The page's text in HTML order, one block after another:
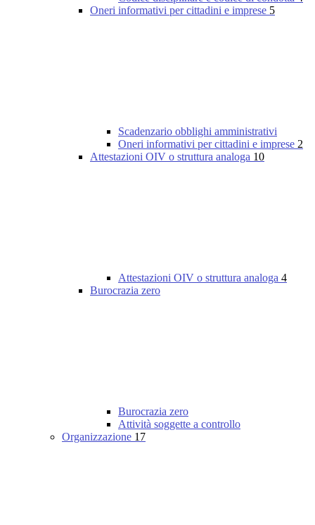
Oneri informativi per cittadini e imprese 5
Scadenzario obblighi amministrativi
Oneri informativi per cittadini e imprese 2
Attestazioni OIV o struttura analoga 10
Attestazioni OIV o struttura analoga 4
Burocrazia zero
Burocrazia zero
Attività soggette a controllo
Organizzazione 17